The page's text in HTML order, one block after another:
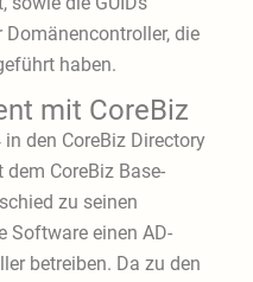
die
haben.
mit CoreBiz
den CoreBiz Directory
CoreBiz Base-
zu seinen
Software einen AD-
betreiben. Da zu den